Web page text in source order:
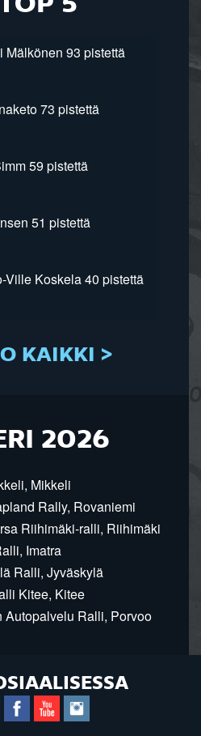
Mälkönen 93 pistettä
73 pistettä
59 pistettä
51 pistettä
Ville Koskela 40 pistettä
KAIKKI >
2026
Mikkeli
Rally, Rovaniemi
Riihimäki-ralli, Riihimäki
Imatra
Ralli, Jyväskylä
Kitee, Kitee
Ralli, Porvoo